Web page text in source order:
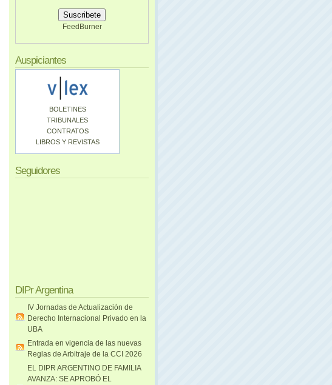
FeedBurner
Auspiciantes
BOLETINES
TRIBUNALES
CONTRATOS
LIBROS Y REVISTAS
Seguidores
DIPr Argentina
IV Jornadas de Actualización de
Derecho Internacional Privado en la
UBA
Entrada en vigencia de las nuevas
Reglas de Arbitraje de la CCI 2026
EL DIPR ARGENTINO DE FAMILIA
AVANZA: SE APROBÓ EL